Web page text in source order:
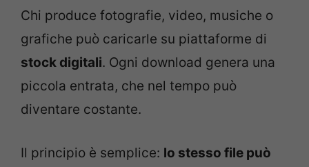
Chi produce fotografie, video, musiche o
grafiche può caricarle su piattaforme di
stock digitali. Ogni download genera una
piccola entrata, che nel tempo può
diventare costante.
Il principio è semplice: lo stesso file può